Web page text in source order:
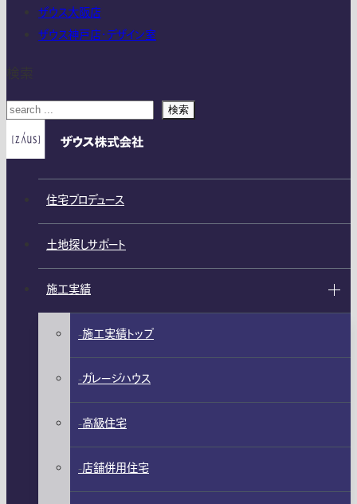
ザウス大阪店
ザウス神戸店・デザイン室
検索
住宅プロデュース
土地探しサポート
施工実績
施工実績トップ
ガレージハウス
高級住宅
店舗併用住宅